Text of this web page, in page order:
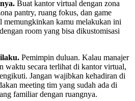
Buat kantor virtual dengan zona
pantry, ruang fokus, dan game
memungkinkan kamu melakukan ini
room yang bisa dikustomisasi
Pemimpin duluan. Kalau manajer
waktu secara terlihat di kantor virtual,
Jangan wajibkan kehadiran di
meeting tim yang sudah ada di
familiar dengan ruangnya.